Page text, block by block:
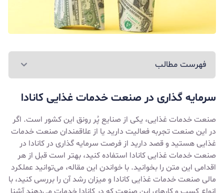
فهرست مطالب
سرمایه گذاری در صنعت خدمات غذایی کانادا
صنعت خدمات غذایی، یکی از صنایع پُر رونق این کشور است. اگر
در این صنعت تجربه فعالیت دارید یا از علاقمندان صنعت خدمات
غذایی هستید و قصد دارید از فرصت سرمایه گذاری در کانادا در
صنعت خدمات غذایی کانادا استفاده کنید، بهتر است قبل از هر
اقدامی این متن را بخوانید. با خواندن این مقاله، می‌توانید عملکرد
مالی صنعت خدمات غذایی کانادا و میزان رشد آن را بررسی کنید، با